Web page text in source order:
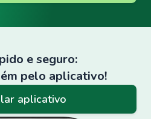
e seguro:
pelo aplicativo!
aplicativo